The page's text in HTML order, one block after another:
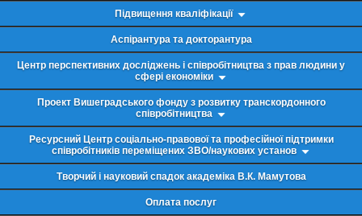
Підвищення кваліфікації
Аспірантура та докторантура
Центр перспективних досліджень і співробітництва з прав людини у
сфері економіки
Проект Вишеградського фонду з розвитку транскордонного
співробітництва
Ресурсний Центр соціально-правової та професійної підтримки
співробітників переміщених ЗВО/наукових установ
Творчий і науковий спадок академіка В.К. Мамутова
Оплата послуг